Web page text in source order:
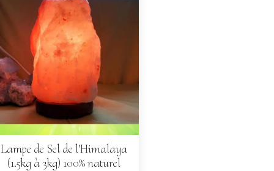
Lampe de Sel de l'Himalaya
(1.5kg à 3kg) 100% naturel